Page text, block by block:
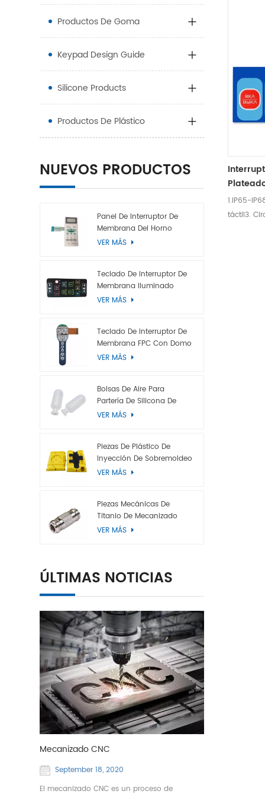
1.IP65-
táctil3.
Productos De Goma
Keypad Design Guide
Silicone Products
Productos De Plástico
NUEVOS PRODUCTOS
Panel De Interruptor De
Membrana Del Horno
Microondas
VER MÁS
Teclado De Interruptor De
Membrana Iluminado
VER MÁS
Teclado De Interruptor De
Membrana FPC Con Domo
Metálico
VER MÁS
Bolsas De Aire Para
Partería De Silicona De
Grado Médico
VER MÁS
Piezas De Plástico De
Inyección De Sobremoldeo
VER MÁS
Piezas Mecánicas De
Titanio De Mecanizado
CNC Personalizadas
VER MÁS
ÚLTIMAS NOTICIAS
Mecanizado CNC
September 18, 2020
El mecanizado CNC es un proceso de